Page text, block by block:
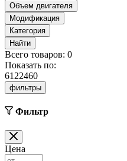
Объем двигателя
Модификация
Категория
Найти
Всего товаров: 0
Показать по:
6122460
фильтры
Фильтр
Цена